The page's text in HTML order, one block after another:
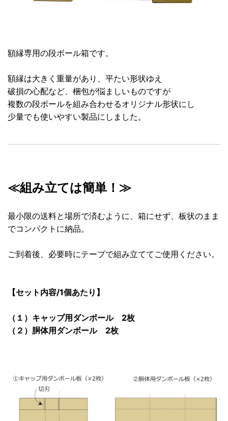
額縁専用の段ボール箱です。
額縁は大きく重量があり、平たい形状ゆえ
破損の心配など、梱包が悩ましいものですが
複数の段ボールを組み合わせるオリジナル形状にし
少量でも使いやすい製品にしました。
≪組み立ては簡単！≫
最小限の送料と場所で済むように、箱にせず、板状のまま
でコンパクトに納品。
ご到着後、必要時にテープで組み立ててご使用ください。
【セット内容/1個あたり】
（１）キャップ用ダンボール 2枚
（２）胴体用ダンボール 2枚